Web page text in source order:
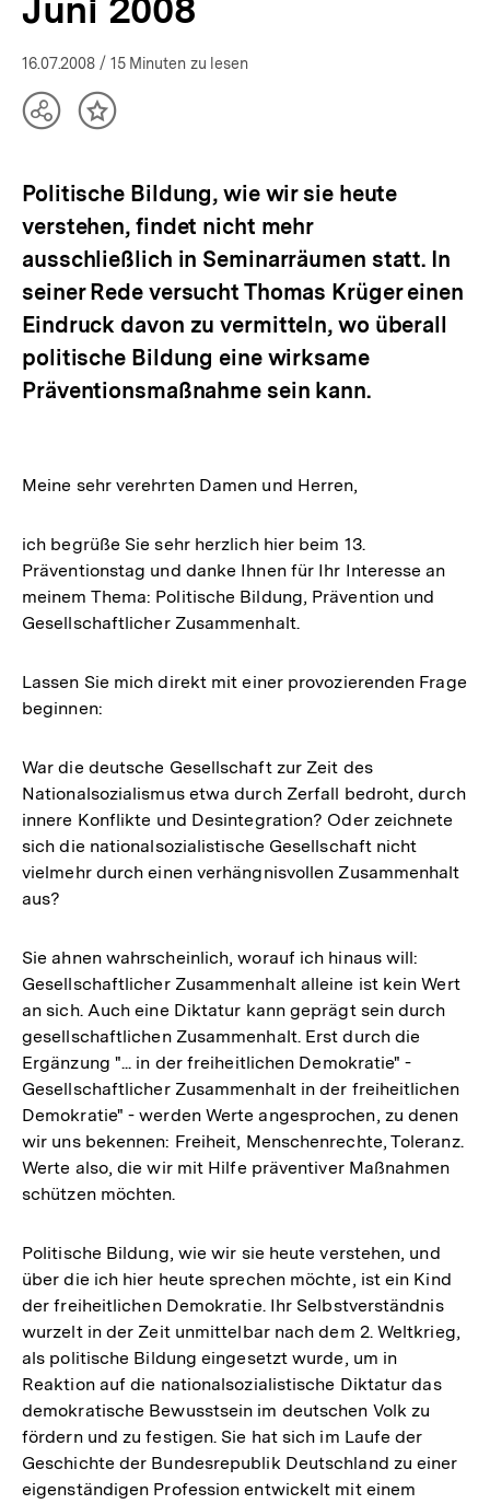
Juni 2008
16.07.2008 / 15 Minuten zu lesen
TeilenInhalt
Politische Bildung, wie wir sie heute
verstehen, findet nicht mehr
ausschließlich in Seminarräumen statt. In
seiner Rede versucht Thomas Krüger einen
Eindruck davon zu vermitteln, wo überall
politische Bildung eine wirksame
Präventionsmaßnahme sein kann.
Meine sehr verehrten Damen und Herren,
ich begrüße Sie sehr herzlich hier beim 13.
Präventionstag und danke Ihnen für Ihr Interesse an
meinem Thema: Politische Bildung, Prävention und
Gesellschaftlicher Zusammenhalt.
Lassen Sie mich direkt mit einer provozierenden Frage
beginnen:
War die deutsche Gesellschaft zur Zeit des
Nationalsozialismus etwa durch Zerfall bedroht, durch
innere Konflikte und Desintegration? Oder zeichnete
sich die nationalsozialistische Gesellschaft nicht
vielmehr durch einen verhängnisvollen Zusammenhalt
aus?
Sie ahnen wahrscheinlich, worauf ich hinaus will:
Gesellschaftlicher Zusammenhalt alleine ist kein Wert
an sich. Auch eine Diktatur kann geprägt sein durch
gesellschaftlichen Zusammenhalt. Erst durch die
Ergänzung "... in der freiheitlichen Demokratie" -
Gesellschaftlicher Zusammenhalt in der freiheitlichen
Demokratie" - werden Werte angesprochen, zu denen
wir uns bekennen: Freiheit, Menschenrechte, Toleranz.
Werte also, die wir mit Hilfe präventiver Maßnahmen
schützen möchten.
Politische Bildung, wie wir sie heute verstehen, und
über die ich hier heute sprechen möchte, ist ein Kind
der freiheitlichen Demokratie. Ihr Selbstverständnis
wurzelt in der Zeit unmittelbar nach dem 2. Weltkrieg,
als politische Bildung eingesetzt wurde, um in
Reaktion auf die nationalsozialistische Diktatur das
demokratische Bewusstsein im deutschen Volk zu
fördern und zu festigen. Sie hat sich im Laufe der
Geschichte der Bundesrepublik Deutschland zu einer
eigenständigen Profession entwickelt mit einem